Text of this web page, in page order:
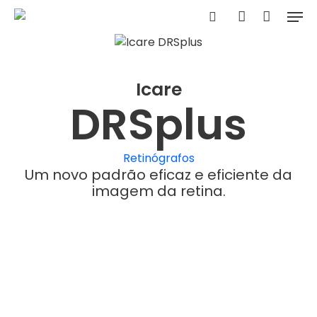
Skip
Carrinho
Icare
DRSplus
Retinógrafos
Um novo padrão eficaz e eficiente da
imagem da retina.